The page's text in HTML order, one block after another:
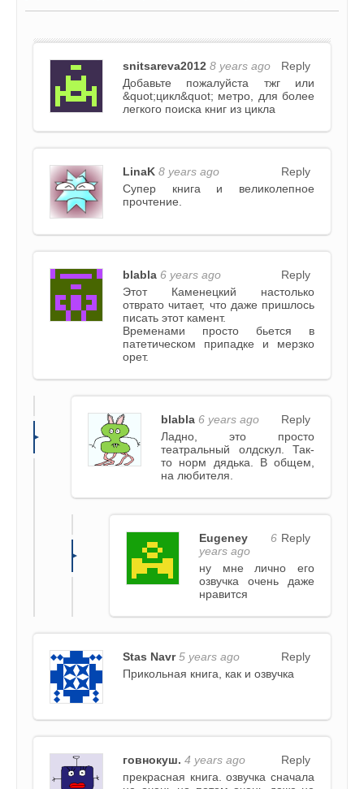
Reply
snitsareva2012 8 years ago
Добавьте пожалуйста тжг или
&quot;цикл&quot; метро, для более
легкого поиска книг из цикла
Reply
LinaK 8 years ago
Супер книга и великолепное
прочтение.
Reply
blabla 6 years ago
Этот Каменецкий настолько
отврато читает, что даже пришлось
писать этот камент.
Временами просто бьется в
патетическом припадке и мерзко
орет.
Reply
blabla 6 years ago
Ладно, это просто
театральный олдскул. Так-
то норм дядька. В общем,
на любителя.
Reply
Eugeney
6
years ago
ну мне лично его
озвучка очень даже
нравится
Reply
Stas Navr 5 years ago
Прикольная книга, как и озвучка
Reply
говнокуш. 4 years ago
прекрасная книга. озвучка сначала